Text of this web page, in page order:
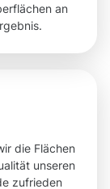
an
die Flächen
unseren
zufrieden